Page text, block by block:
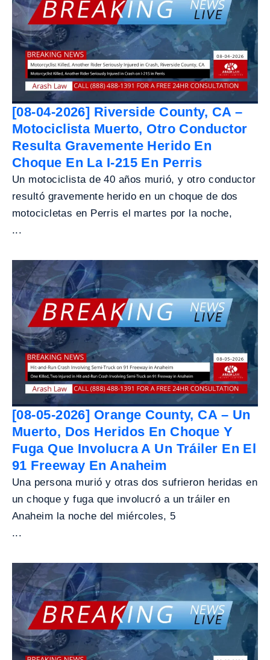
[08-04-2026] Riverside County, CA –
Motociclista Muerto, Otro Conductor
Resulta Gravemente Herido En
Choque En La I-215 En Perris
Un motociclista de 40 años murió, y otro conductor
resultó gravemente herido en un choque de dos
motocicletas en Perris el martes por la noche,
...
[08-05-2026] Orange County, CA – Un
Muerto, Dos Heridos En Choque Y
Fuga Que Involucra A Un Tráiler En El
91 Freeway En Anaheim
Una persona murió y otras dos sufrieron heridas en
un choque y fuga que involucró a un tráiler en
Anaheim la noche del miércoles, 5
...